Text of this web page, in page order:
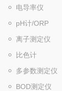
电导率仪
pH计/ORP
离子测定仪
比色计
多参数测定仪
BOD测定仪